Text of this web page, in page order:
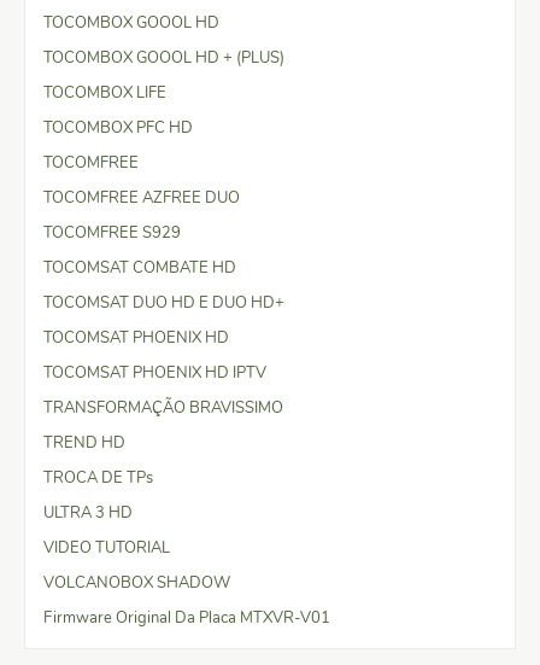
TOCOMBOX GOOOL HD
TOCOMBOX GOOOL HD + (PLUS)
TOCOMBOX LIFE
TOCOMBOX PFC HD
TOCOMFREE
TOCOMFREE AZFREE DUO
TOCOMFREE S929
TOCOMSAT COMBATE HD
TOCOMSAT DUO HD E DUO HD+
TOCOMSAT PHOENIX HD
TOCOMSAT PHOENIX HD IPTV
TRANSFORMAÇÃO BRAVISSIMO
TREND HD
TROCA DE TPs
ULTRA 3 HD
VIDEO TUTORIAL
VOLCANOBOX SHADOW
Firmware Original Da Placa MTXVR-V01